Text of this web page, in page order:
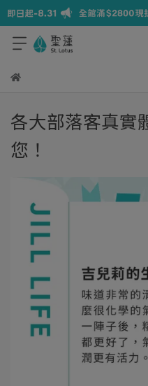
各大部落客真實
您！